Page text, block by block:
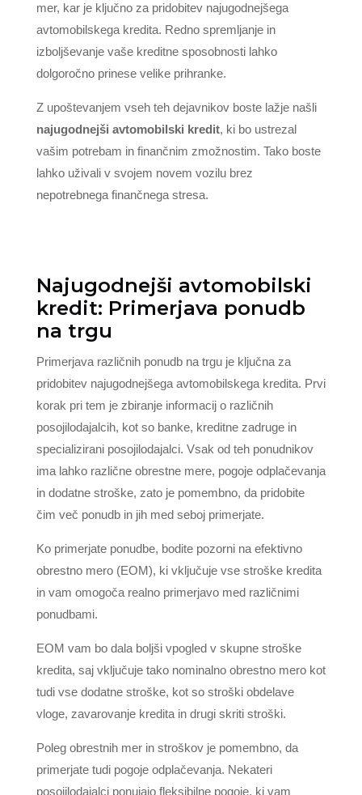
mer, kar je ključno za pridobitev najugodnejšega
avtomobilskega kredita. Redno spremljanje in
izboljševanje vaše kreditne sposobnosti lahko
dolgoročno prinese velike prihranke.
Z upoštevanjem vseh teh dejavnikov boste lažje našli
najugodnejši avtomobilski kredit, ki bo ustrezal
vašim potrebam in finančnim zmožnostim. Tako boste
lahko uživali v svojem novem vozilu brez
nepotrebnega finančnega stresa.
Najugodnejši avtomobilski
kredit: Primerjava ponudb
na trgu
Primerjava različnih ponudb na trgu je ključna za
pridobitev najugodnejšega avtomobilskega kredita. Prvi
korak pri tem je zbiranje informacij o različnih
posojilodajalcih, kot so banke, kreditne zadruge in
specializirani posojilodajalci. Vsak od teh ponudnikov
ima lahko različne obrestne mere, pogoje odplačevanja
in dodatne stroške, zato je pomembno, da pridobite
čim več ponudb in jih med seboj primerjate.
Ko primerjate ponudbe, bodite pozorni na efektivno
obrestno mero (EOM), ki vključuje vse stroške kredita
in vam omogoča realno primerjavo med različnimi
ponudbami.
EOM vam bo dala boljši vpogled v skupne stroške
kredita, saj vključuje tako nominalno obrestno mero kot
tudi vse dodatne stroške, kot so stroški obdelave
vloge, zavarovanje kredita in drugi skriti stroški.
Poleg obrestnih mer in stroškov je pomembno, da
primerjate tudi pogoje odplačevanja. Nekateri
posojilodajalci ponujajo fleksibilne pogoje, ki vam